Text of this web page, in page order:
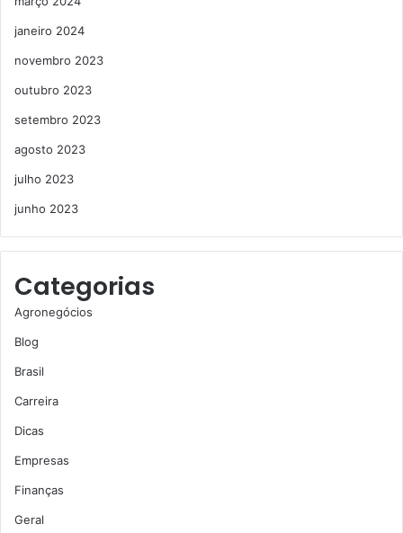
janeiro 2024
novembro 2023
outubro 2023
setembro 2023
agosto 2023
julho 2023
junho 2023
Categorias
Agronegócios
Blog
Brasil
Carreira
Dicas
Empresas
Finanças
Geral